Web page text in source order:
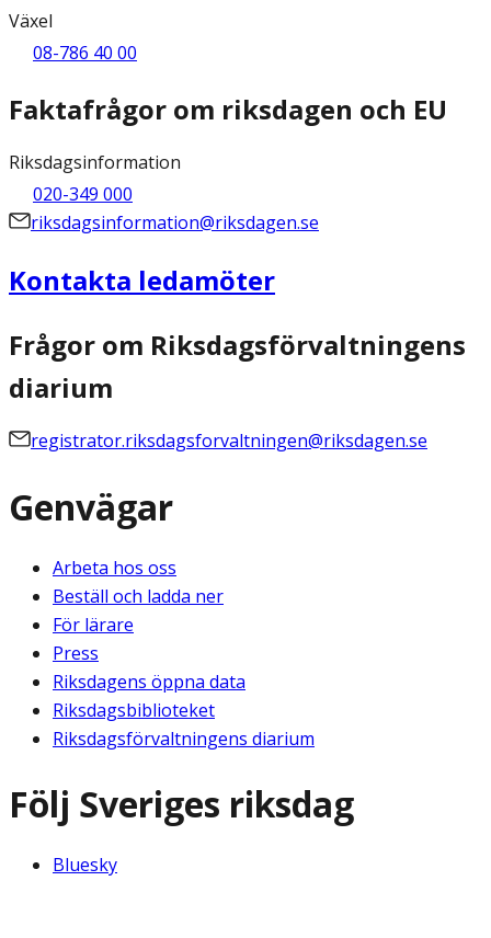
Växel
08-786 40 00
Faktafrågor om riksdagen och EU
Riksdagsinformation
020-349 000
riksdagsinformation@riksdagen.se
Kontakta ledamöter
Frågor om Riksdagsförvaltningens
diarium
registrator.riksdagsforvaltningen@riksdagen.se
Genvägar
Arbeta hos oss
Beställ och ladda ner
För lärare
Press
Riksdagens öppna data
Riksdagsbiblioteket
Riksdagsförvaltningens diarium
Följ Sveriges riksdag
Bluesky